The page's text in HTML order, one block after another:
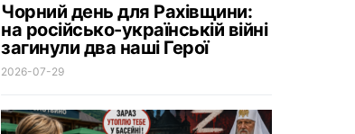
Чорний день для Рахівщини:
на російсько-українській війні
загинули два наші Герої
2026-07-29